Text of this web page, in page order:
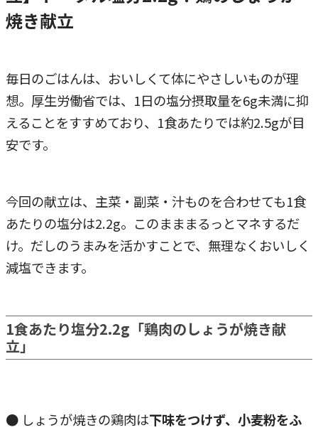
焼き献立
毎日のごはんは、おいしくて体にやさしいものが理
想。厚生労働省では、1日の塩分摂取量を6g未満に抑
えることをすすめており、1食あたりでは約2.5gが目
安です。
今回の献立は、主菜・副菜・汁ものを合わせても1食
あたりの塩分は2.2g。このまままるっとマネするだ
け。だしのうまみを活かすことで、無理なくおいしく
減塩できます。
1食あたり塩分2.2g「鶏肉のしょうが焼き献
立」
● しょうが焼きの鶏肉は下味をつけず、小麦粉をふ